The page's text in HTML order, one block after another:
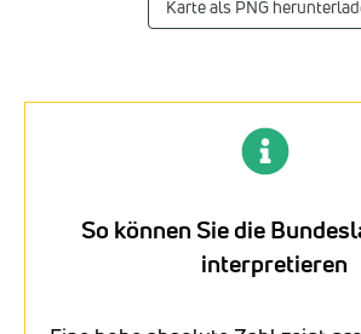
Karte als PNG
So können Sie die
interpretieren